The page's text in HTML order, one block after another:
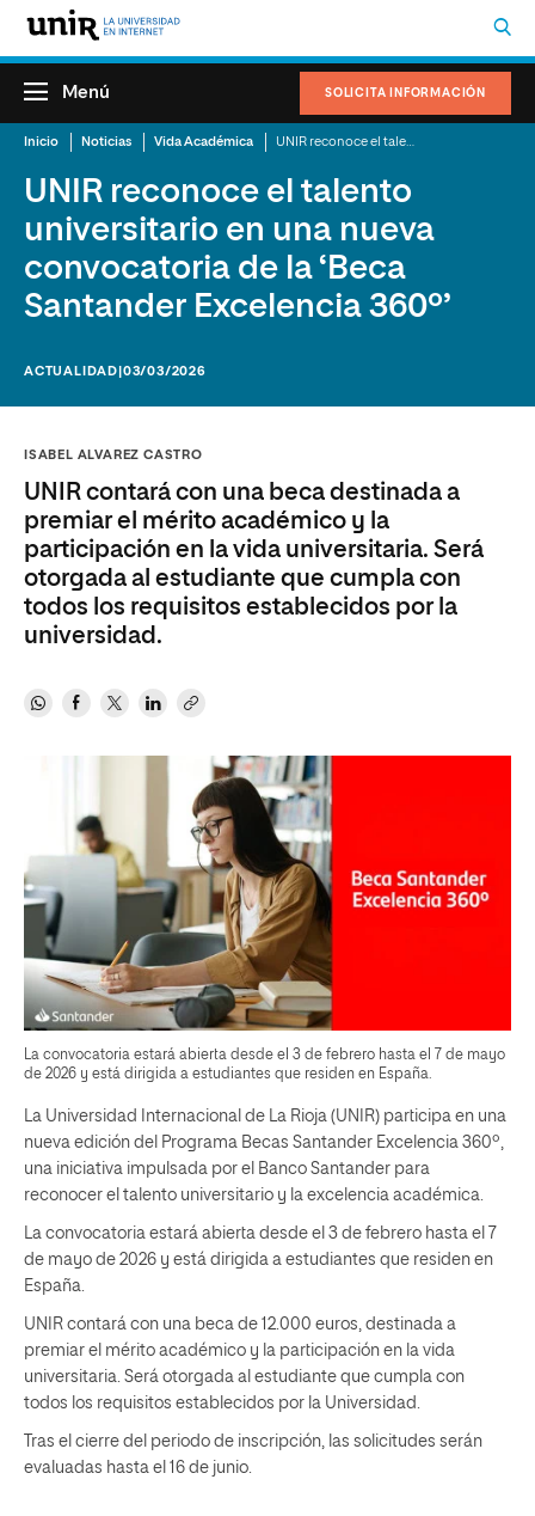
SOLICITA INFORMACIÓN
Menú
Inicio Noticias Vida Académica
UNIR reconoce el talento
universitario en una nueva
convocatoria de la ‘Beca
Santander Excelencia 360º’
ACTUALIDAD |03/03/2026
ISABEL ALVAREZ CASTRO
UNIR contará con una beca destinada a
premiar el mérito académico y la
participación en la vida universitaria. Será
otorgada al estudiante que cumpla con
todos los requisitos establecidos por la
universidad.
La convocatoria estará abierta desde el 3 de febrero hasta el 7 de mayo
de 2026 y está dirigida a estudiantes que residen en España.
La Universidad Internacional de La Rioja (UNIR) participa en una
nueva edición del Programa Becas Santander Excelencia 360º,
una iniciativa impulsada por el Banco Santander para
reconocer el talento universitario y la excelencia académica.
La convocatoria estará abierta desde el 3 de febrero hasta el 7
de mayo de 2026 y está dirigida a estudiantes que residen en
España.
UNIR contará con una beca de 12.000 euros, destinada a
premiar el mérito académico y la participación en la vida
universitaria. Será otorgada al estudiante que cumpla con
todos los requisitos establecidos por la Universidad.
Tras el cierre del periodo de inscripción, las solicitudes serán
evaluadas hasta el 16 de junio.